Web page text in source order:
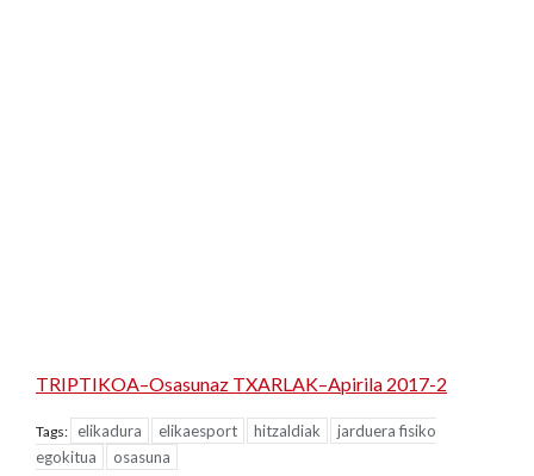
TRIPTIKOA–Osasunaz TXARLAK–Apirila 2017-2
Tags: elikadura elikaesport hitzaldiak
jarduera fisiko
egokitua
osasuna